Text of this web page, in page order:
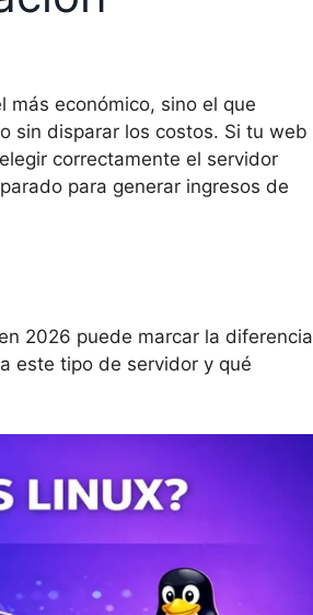
más económico, sino el que
sin disparar los costos. Si tu web
correctamente el servidor
para generar ingresos de
2026 puede marcar la diferencia
este tipo de servidor y qué